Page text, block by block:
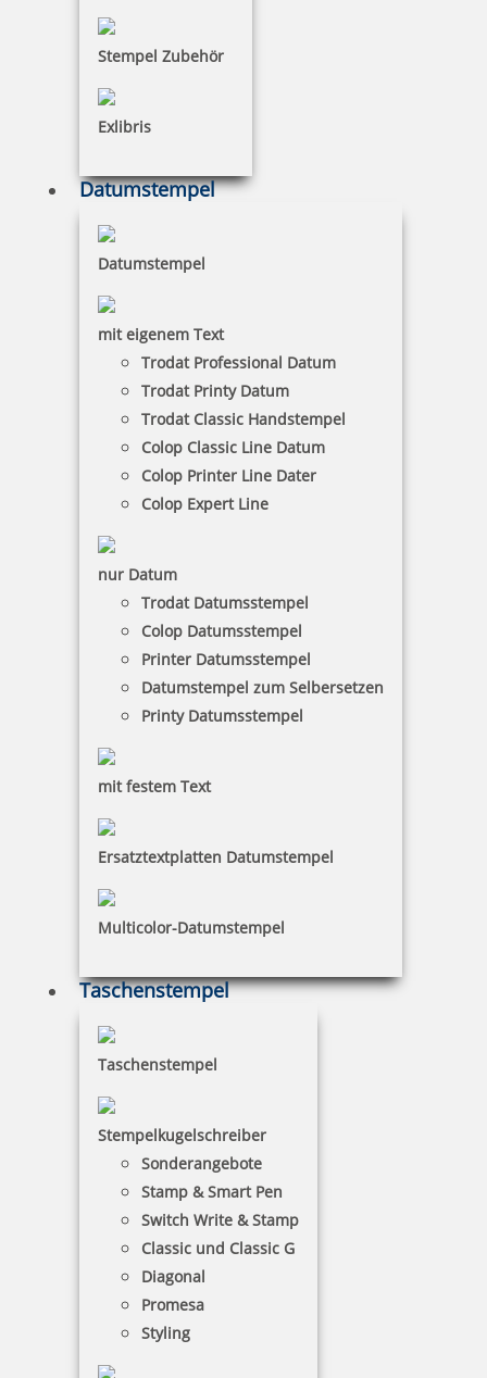
Stempel Zubehör
Exlibris
Datumstempel
Datumstempel
mit eigenem Text
Trodat Professional Datum
Trodat Printy Datum
Trodat Classic Handstempel
Colop Classic Line Datum
Colop Printer Line Dater
Colop Expert Line
nur Datum
Trodat Datumsstempel
Colop Datumsstempel
Printer Datumsstempel
Datumstempel zum Selbersetzen
Printy Datumsstempel
mit festem Text
Ersatztextplatten Datumstempel
Multicolor-Datumstempel
Taschenstempel
Taschenstempel
Stempelkugelschreiber
Sonderangebote
Stamp & Smart Pen
Switch Write & Stamp
Classic und Classic G
Diagonal
Promesa
Styling